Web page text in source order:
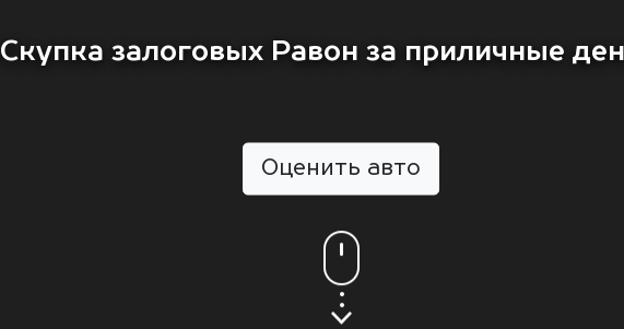
Скупка залоговых Равон за приличные
Оценить авто